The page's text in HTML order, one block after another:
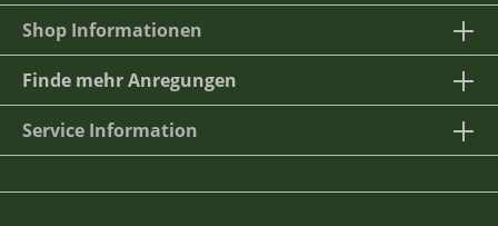
Shop Informationen
Finde mehr Anregungen
Service Information